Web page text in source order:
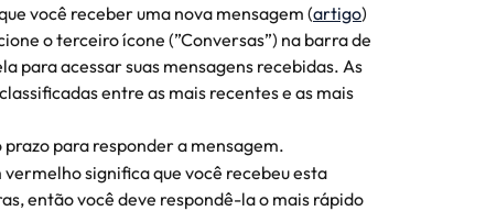
você receber uma nova mensagem (artigo)
o terceiro ícone (”Conversas”) na barra de
para acessar suas mensagens recebidas. As
entre as mais recentes e as mais
para responder a mensagem.
vermelho significa que você recebeu esta
então você deve respondê-la o mais rápido